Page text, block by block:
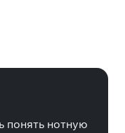
понять нотную